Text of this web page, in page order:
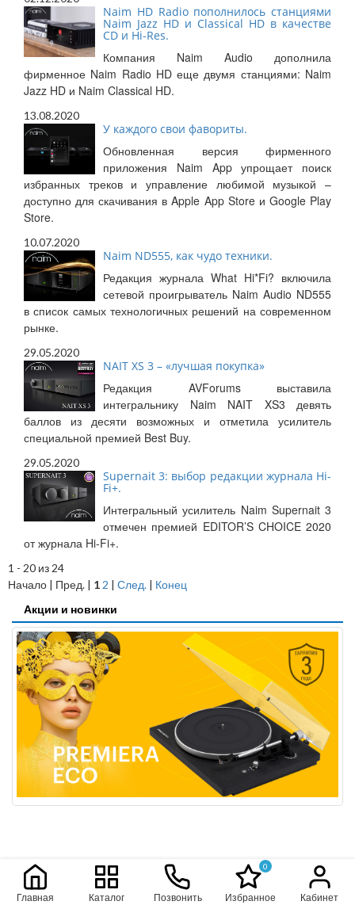
Naim HD Radio пополнилось станциями
Naim Jazz HD и Classical HD в качестве
CD и Hi-Res.
Компания Naim Audio дополнила
фирменное Naim Radio HD еще двумя станциями: Naim
Jazz HD и Naim Classical HD.
13.08.2020
У каждого свои фавориты.
Обновленная версия фирменного
приложения Naim App упрощает поиск
избранных треков и управление любимой музыкой –
доступно для скачивания в Apple App Store и Google Play
Store.
10.07.2020
Naim ND555, как чудо техники.
Редакция журнала What Hi*Fi? включила
сетевой проигрыватель Naim Audio ND555
в список самых технологичных решений на современном
рынке.
29.05.2020
NAIT XS 3 – «лучшая покупка»
Редакция AVForums выставила
интегральнику Naim NAIT XS3 девять
баллов из десяти возможных и отметила усилитель
специальной премией Best Buy.
29.05.2020
Supernait 3: выбор редакции журнала Hi-
Fi+.
Интегральный усилитель Naim Supernait 3
отмечен премией EDITOR’S CHOICE 2020
от журнала Hi-Fi+.
1 - 20 из 24
Начало | Пред. | 1 2 | След. | Конец
Акции и новинки
Главная Каталог Позвонить Избранное
0
Кабинет